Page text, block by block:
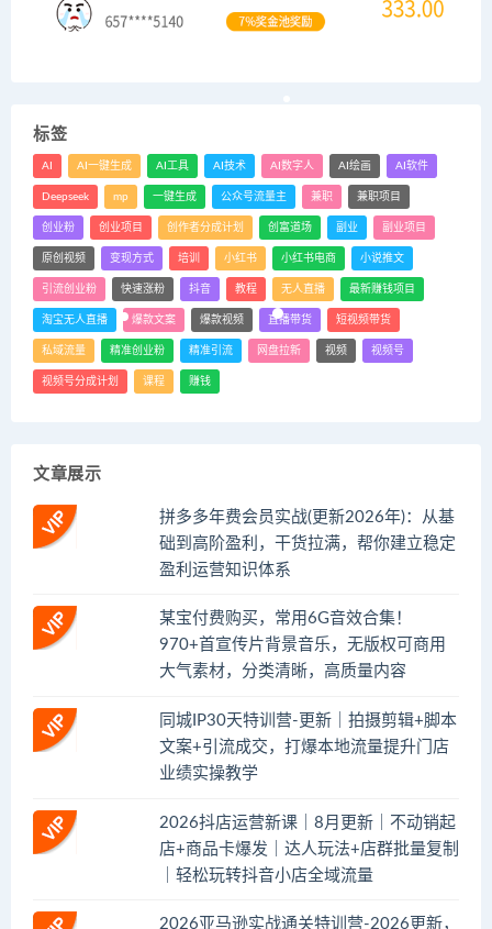
标签
AI AI一键生成 AI工具 AI技术 AI数字人 AI绘画 AI软件
Deepseek mp 一键生成 公众号流量主 兼职 兼职项目
创业粉 创业项目 创作者分成计划 创富道场 副业 副业项目
原创视频 变现方式 培训 小红书 小红书电商 小说推文
引流创业粉 快速涨粉 抖音 教程 无人直播 最新赚钱项目
淘宝无人直播 爆款文案 爆款视频 直播带货 短视频带货
私域流量 精准创业粉 精准引流 网盘拉新 视频 视频号
视频号分成计划 课程 赚钱
文章展示
拼多多年费会员实战(更新2026年)：从基
础到高阶盈利，干货拉满，帮你建立稳定
盈利运营知识体系
某宝付费购买，常用6G音效合集！
970+首宣传片背景音乐，无版权可商用
大气素材，分类清晰，高质量内容
同城IP30天特训营-更新｜拍摄剪辑+脚本
文案+引流成交，打爆本地流量提升门店
业绩实操教学
2026抖店运营新课｜8月更新｜不动销起
店+商品卡爆发｜达人玩法+店群批量复制
｜轻松玩转抖音小店全域流量
2026亚马逊实战通关特训营-2026更新，